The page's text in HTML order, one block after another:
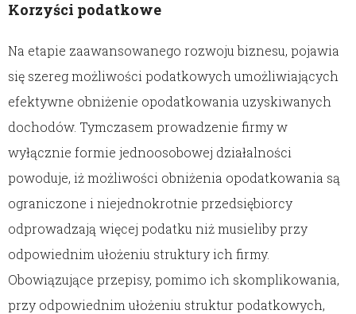
Korzyści podatkowe
Na etapie zaawansowanego rozwoju biznesu, pojawia
się szereg możliwości podatkowych umożliwiających
efektywne obniżenie opodatkowania uzyskiwanych
dochodów. Tymczasem prowadzenie firmy w
wyłącznie formie jednoosobowej działalności
powoduje, iż możliwości obniżenia opodatkowania są
ograniczone i niejednokrotnie przedsiębiorcy
odprowadzają więcej podatku niż musieliby przy
odpowiednim ułożeniu struktury ich firmy.
Obowiązujące przepisy, pomimo ich skomplikowania,
przy odpowiednim ułożeniu struktur podatkowych,